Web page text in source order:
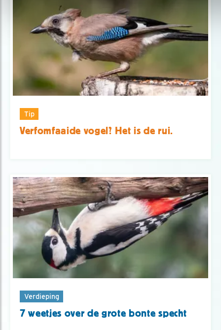
Tip
Verfomfaaide vogel? Het is de rui.
Verdieping
7 weetjes over de grote bonte specht